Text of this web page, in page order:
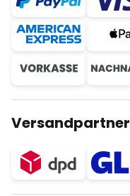
Versandpartner